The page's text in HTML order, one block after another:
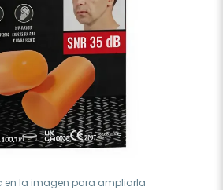
en la imagen para ampliarla